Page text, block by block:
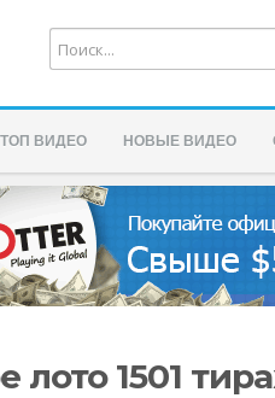
ТОП ВИДЕО НОВЫЕ ВИДЕО
лото 1501